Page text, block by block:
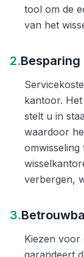
tool om de
van het
2.
kantoor.
stelt u in
waardoor
verbergen,
3.
Kiezen voor
garandeert